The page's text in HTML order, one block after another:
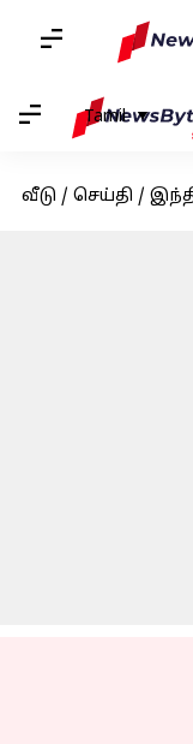
Tamil
வீடு / செய்தி /